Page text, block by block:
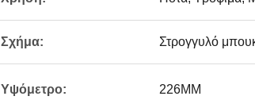
Σχήμα: Στρογγυλό
Υψόμετρο: 226MM